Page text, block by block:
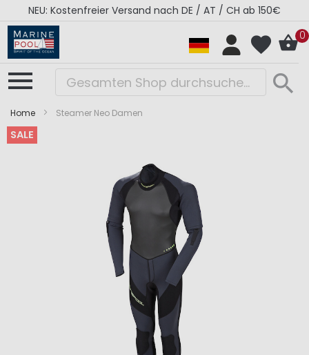
NEU: Kostenfreier Versand nach DE / AT / CH ab 150€
0
Home Steamer Neo Damen
SALE
Zum
Zum